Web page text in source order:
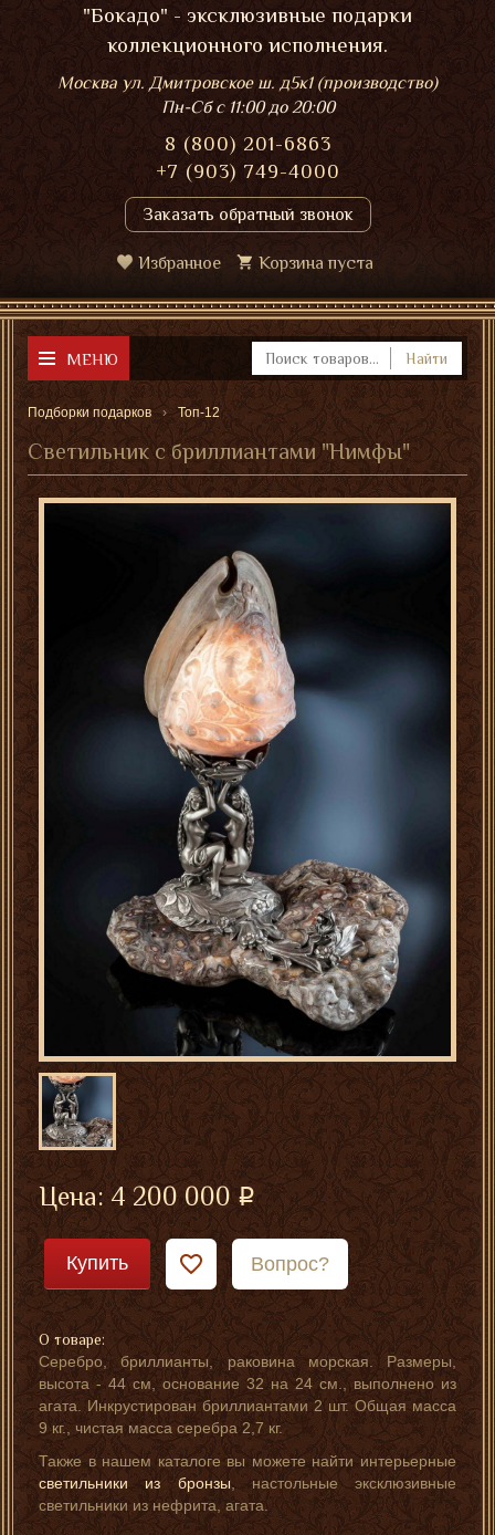
"Бокадо" - эксклюзивные подарки
коллекционного исполнения.
Москва ул. Дмитровское ш. д5к1 (производство)
Пн-Сбс 11:00 до 20:00
8 (800) 201-6863
+7 (903) 749-4000
Заказать обратный звонок
Избранное Корзина пуста
МЕНЮ Найти
Подборки подарков Топ-12
Светильник с бриллиантами "Нимфы"
Цена:4 200 000
Купить Вопрос?
О товаре:
Серебро, бриллианты, раковина морская. Размеры,
высота - 44 см, основание 32 на 24 см., выполнено из
агата. Инкрустирован бриллиантами 2 шт. Общая масса
9 кг., чистая масса серебра 2,7 кг.
Также в нашем каталоге вы можете найти интерьерные
светильники из бронзы, настольные эксклюзивные
светильники из нефрита, агата.